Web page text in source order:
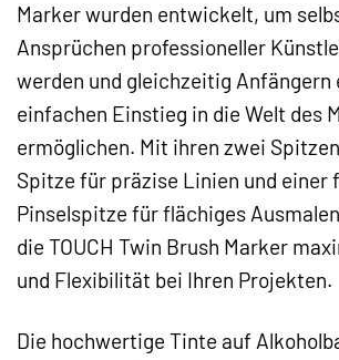
Marker wurden entwickelt, um
Ansprüchen professioneller
werden und gleichzeitig Anfängern
einfachen Einstieg in die Welt des
ermöglichen. Mit ihren zwei
Spitze für präzise Linien und einer
Pinselspitze für flächiges
die TOUCH Twin Brush Marker
und Flexibilität bei Ihren Projekten.
Die hochwertige Tinte auf